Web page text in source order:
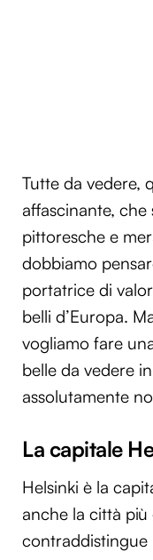
Tutte da vedere,
affascinante,
pittoresche e
dobbiamo
portatrice di
belli d’Europa.
vogliamo fare
belle da vedere
assolutamente
La capitale
Helsinki è la
anche la città
contraddistingue